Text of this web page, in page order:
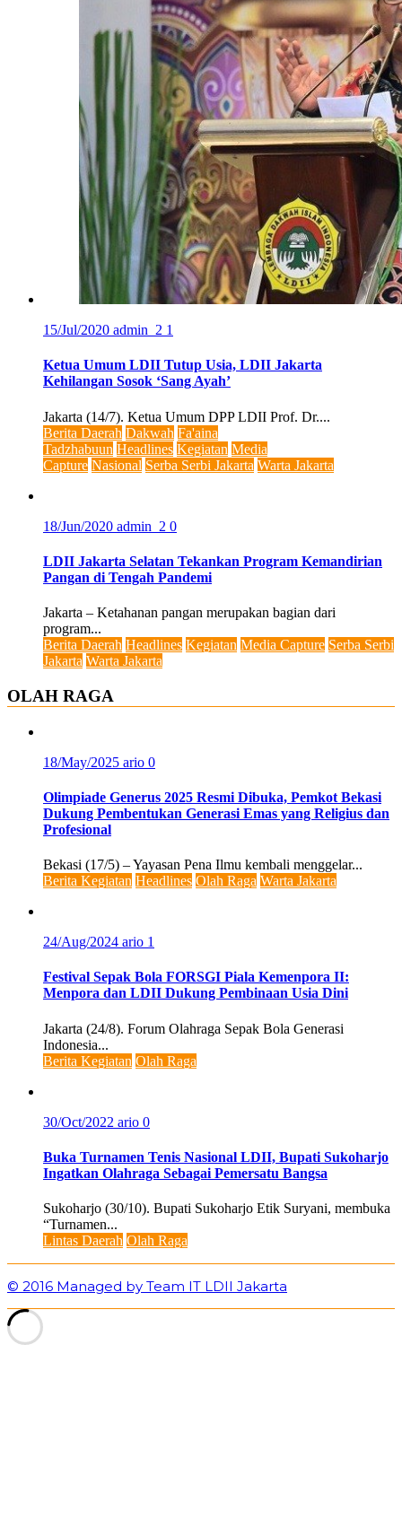
15/Jul/2020 admin_2 1
Ketua Umum LDII Tutup Usia, LDII Jakarta
Kehilangan Sosok ‘Sang Ayah’
Jakarta (14/7). Ketua Umum DPP LDII Prof. Dr....
Berita Daerah Dakwah Fa'aina
Tadzhabuun Headlines Kegiatan Media
Capture Nasional Serba Serbi Jakarta Warta Jakarta
18/Jun/2020 admin_2 0
LDII Jakarta Selatan Tekankan Program Kemandirian
Pangan di Tengah Pandemi
Jakarta – Ketahanan pangan merupakan bagian dari
program...
Berita Daerah Headlines Kegiatan Media Capture Serba Serbi
Jakarta Warta Jakarta
OLAH RAGA
18/May/2025 ario 0
Olimpiade Generus 2025 Resmi Dibuka, Pemkot Bekasi
Dukung Pembentukan Generasi Emas yang Religius dan
Profesional
Bekasi (17/5) – Yayasan Pena Ilmu kembali menggelar...
Berita Kegiatan Headlines Olah Raga Warta Jakarta
24/Aug/2024 ario 1
Festival Sepak Bola FORSGI Piala Kemenpora II:
Menpora dan LDII Dukung Pembinaan Usia Dini
Jakarta (24/8). Forum Olahraga Sepak Bola Generasi
Indonesia...
Berita Kegiatan Olah Raga
30/Oct/2022 ario 0
Buka Turnamen Tenis Nasional LDII, Bupati Sukoharjo
Ingatkan Olahraga Sebagai Pemersatu Bangsa
Sukoharjo (30/10). Bupati Sukoharjo Etik Suryani, membuka
“Turnamen...
Lintas Daerah Olah Raga
© 2016 Managed by Team IT LDII Jakarta